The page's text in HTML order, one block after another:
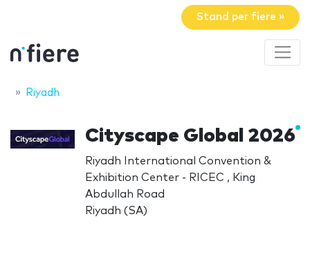
Stand per fiere »
Riyadh
Cityscape Global 2026
Riyadh International Convention &
Exhibition Center - RICEC , King
Abdullah Road
Riyadh (SA)